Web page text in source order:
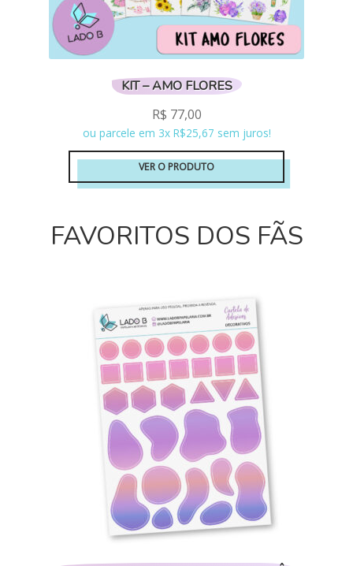
KIT – AMO FLORES
R$ 77,00
ou parcele em 3x R$25,67 sem juros!
VER O PRODUTO
FAVORITOS DOS FÃS